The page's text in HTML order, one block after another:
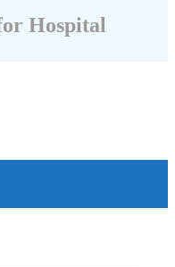
Hospital